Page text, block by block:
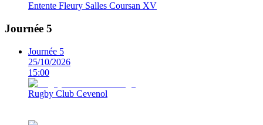
Entente Fleury Salles Coursan XV
Journée 5
Journée 5
25/10/2026
15:00
Rugby Club Cevenol